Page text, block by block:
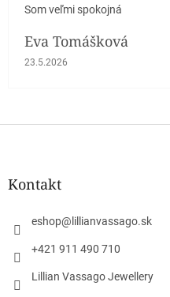
Som veľmi spokojná
Eva Tomášková
Hodnotenie obchodu je 5 z 5
23.5.2026
Z
Kontakt
eshop@ lillianvassago.sk
+421 911 490 710
Lillian Vassago Jewellery